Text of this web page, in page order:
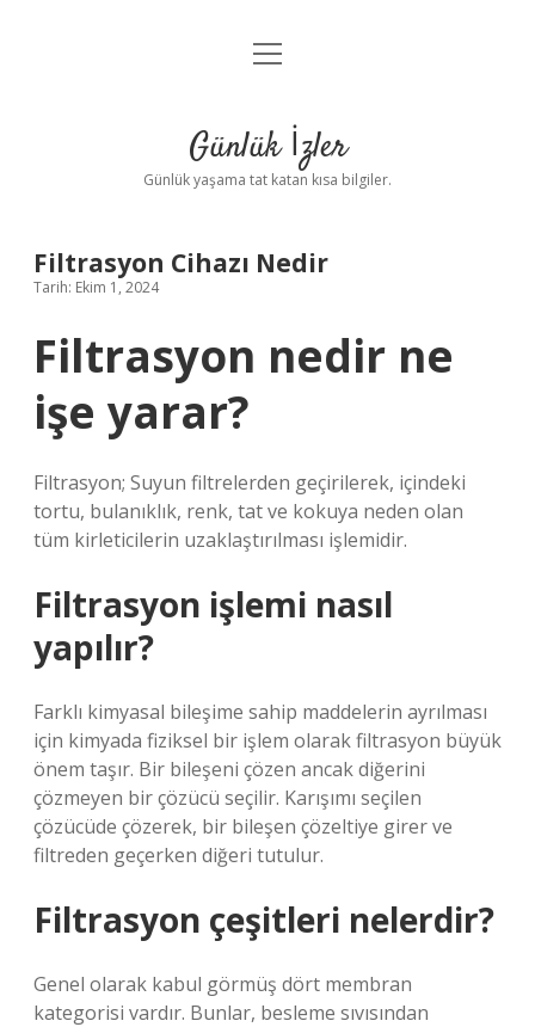
Anasayfa
Yasal Uyarı
menüyü
Günlük İzler
Günlük yaşama tat katan kısa bilgiler.
Filtrasyon Cihazı Nedir
Tarih: Ekim 1, 2024
Filtrasyon nedir ne
işe yarar?
Filtrasyon; Suyun filtrelerden geçirilerek, içindeki
tortu, bulanıklık, renk, tat ve kokuya neden olan
tüm kirleticilerin uzaklaştırılması işlemidir.
Filtrasyon işlemi nasıl
yapılır?
Farklı kimyasal bileşime sahip maddelerin ayrılması
için kimyada fiziksel bir işlem olarak filtrasyon büyük
önem taşır. Bir bileşeni çözen ancak diğerini
çözmeyen bir çözücü seçilir. Karışımı seçilen
çözücüde çözerek, bir bileşen çözeltiye girer ve
filtreden geçerken diğeri tutulur.
Filtrasyon çeşitleri nelerdir?
Genel olarak kabul görmüş dört membran
kategorisi vardır. Bunlar, besleme sıvısından